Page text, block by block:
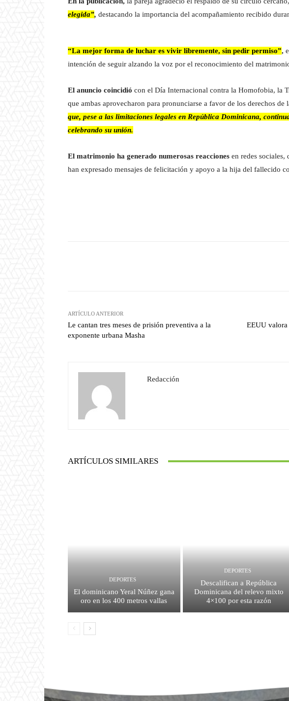
elegida”, destacando la importancia del acompañamiento recibido
“La mejor forma de luchar es vivir libremente, sin pedir permiso”,
intención de seguir alzando la voz por el reconocimiento del
El anuncio coincidió con el Día Internacional contra la Homofobia, la
que ambas aprovecharon para pronunciarse a favor de los derechos de
que, pese a las limitaciones legales en República Dominicana,
celebrando su unión.
El matrimonio ha generado numerosas reacciones en redes
han expresado mensajes de felicitación y apoyo a la hija del fallecido
ARTÍCULO ANTERIOR
Le cantan tres meses de prisión preventiva a la
exponente urbana Masha
EEUU
Redacción
ARTÍCULOS SIMILARES
DEPORTES
El dominicano Yeral Núñez gana
oro en los 400 metros vallas
DEPORTES
Descalifican a República
Dominicana del relevo mixto
4×100 por esta razón